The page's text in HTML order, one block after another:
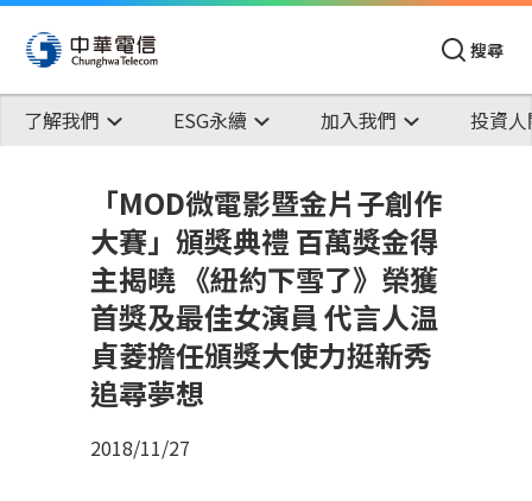
搜尋
了解我們 ESG永續 加入我們 投資
「MOD微電影暨金片子創作
大賽」頒獎典禮 百萬獎金得
主揭曉 《紐約下雪了》榮獲
首獎及最佳女演員 代言人温
貞菱擔任頒獎大使力挺新秀
追尋夢想
2018/11/27